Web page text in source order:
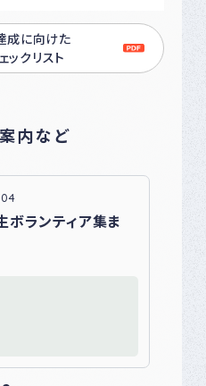
成に向けた
ックリスト
内など
ボランティア集ま